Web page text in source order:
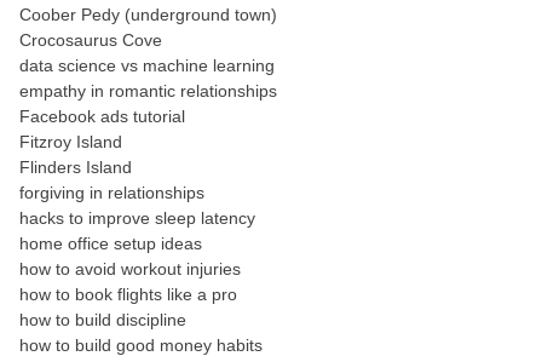
Coober Pedy (underground town)
Crocosaurus Cove
data science vs machine learning
empathy in romantic relationships
Facebook ads tutorial
Fitzroy Island
Flinders Island
forgiving in relationships
hacks to improve sleep latency
home office setup ideas
how to avoid workout injuries
how to book flights like a pro
how to build discipline
how to build good money habits